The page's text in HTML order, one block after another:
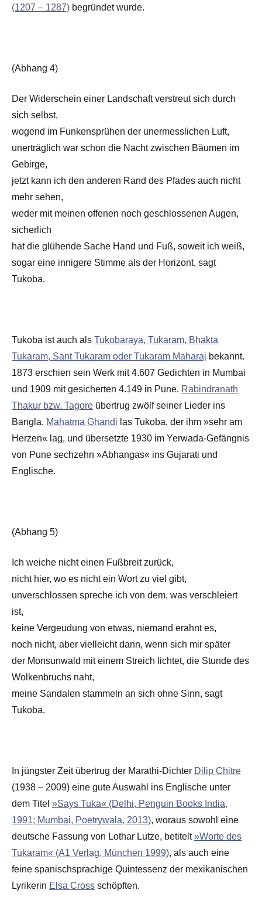
(1207 – 1287) begründet wurde.
(Abhang 4)
Der Widerschein einer Landschaft verstreut sich durch
sich selbst,
wogend im Funkensprühen der unermesslichen Luft,
unerträglich war schon die Nacht zwischen Bäumen im
Gebirge,
jetzt kann ich den anderen Rand des Pfades auch nicht
mehr sehen,
weder mit meinen offenen noch geschlossenen Augen,
sicherlich
hat die glühende Sache Hand und Fuß, soweit ich weiß,
sogar eine innigere Stimme als der Horizont, sagt
Tukoba.
Tukoba ist auch als Tukobaraya, Tukaram, Bhakta
Tukaram, Sant Tukaram oder Tukaram Maharaj bekannt.
1873 erschien sein Werk mit 4.607 Gedichten in Mumbai
und 1909 mit gesicherten 4.149 in Pune. Rabindranath
Thakur bzw. Tagore übertrug zwölf seiner Lieder ins
Bangla. Mahatma Ghandi las Tukoba, der ihm »sehr am
Herzen« lag, und übersetzte 1930 im Yerwada-Gefängnis
von Pune sechzehn »Abhangas« ins Gujarati und
Englische.
(Abhang 5)
Ich weiche nicht einen Fußbreit zurück,
nicht hier, wo es nicht ein Wort zu viel gibt,
unverschlossen spreche ich von dem, was verschleiert
ist,
keine Vergeudung von etwas, niemand erahnt es,
noch nicht, aber vielleicht dann, wenn sich mir später
der Monsunwald mit einem Streich lichtet, die Stunde des
Wolkenbruchs naht,
meine Sandalen stammeln an sich ohne Sinn, sagt
Tukoba.
In jüngster Zeit übertrug der Marathi-Dichter Dilip Chitre
(1938 – 2009) eine gute Auswahl ins Englische unter
dem Titel »Says Tuka« (Delhi, Penguin Books India,
1991; Mumbai, Poetrywala, 2013), woraus sowohl eine
deutsche Fassung von Lothar Lutze, betitelt»Worte des
Tukaram« (A1 Verlag, München 1999), als auch eine
feine spanischsprachige Quintessenz der mexikanischen
Lyrikerin Elsa Cross schöpften.